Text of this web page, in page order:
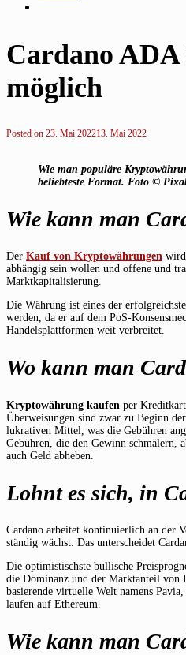
Cardano
möglich
Posted on 23. Mai 202213. Mai 2022
Wie man populäre
beliebteste Format. Foto ©
Wie kann man
Der Kauf von Kryptowährungen
abhängig sein wollen und offene und
Marktkapitalisierung.
Die Währung ist eines der
werden, da er auf dem PoS-
Handelsplattformen weit verbreitet.
Wo kann man
Kryptowährung kaufen per
Überweisungen sind zwar zu Beginn
lukrativen Mittel, was die Gebühren
Gebühren, die den Gewinn schmälern,
auch Geld abheben.
Lohnt es sich, in
Cardano arbeitet kontinuierlich an der
ständig wächst. Das unterscheidet
Die optimistischste bullische
die Dominanz und der Marktanteil von
basierende virtuelle Welt namens
laufen auf Ethereum.
Wie kann man